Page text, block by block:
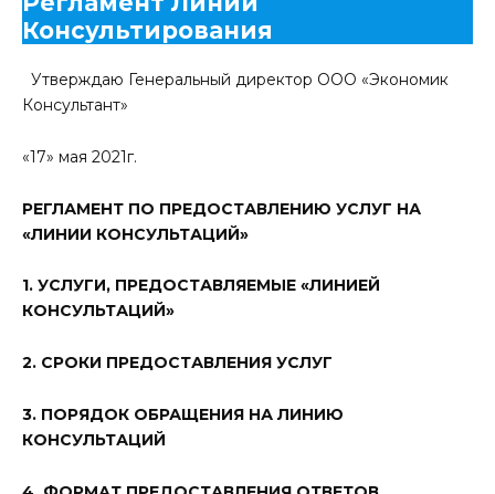
Консультирования
Утверждаю Генеральный директор ООО «Экономик
Консультант»
«17» мая 2021г.
РЕГЛАМЕНТ ПО ПРЕДОСТАВЛЕНИЮ УСЛУГ НА
«ЛИНИИ КОНСУЛЬТАЦИЙ»
1. УСЛУГИ, ПРЕДОСТАВЛЯЕМЫЕ «ЛИНИЕЙ
КОНСУЛЬТАЦИЙ»
2. СРОКИ ПРЕДОСТАВЛЕНИЯ УСЛУГ
3. ПОРЯДОК ОБРАЩЕНИЯ НА ЛИНИЮ
КОНСУЛЬТАЦИЙ